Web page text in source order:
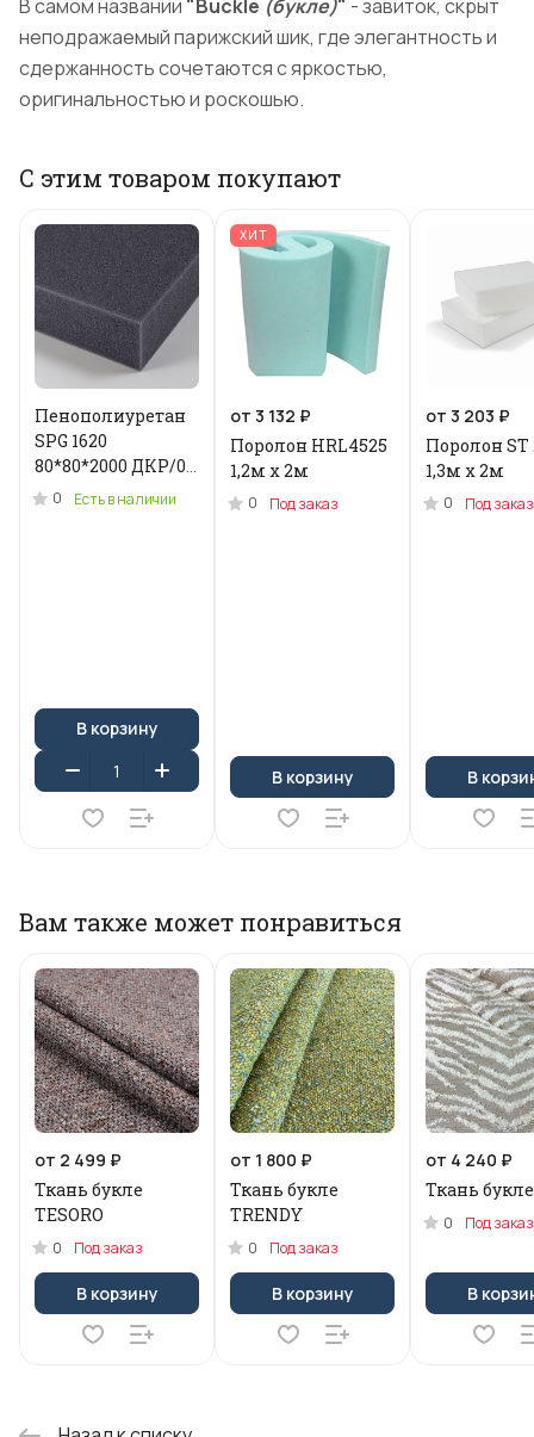
В самом названии "Buckle (букле)" - завиток, скрыт
неподражаемый парижский шик, где элегантность и
сдержанность сочетаются с яркостью,
оригинальностью и роскошью.
С этим товаром покупают
Пенополиуретан
SPG 1620
80*80*2000 ДКР/0.2
кг .N-3955U
0 Есть в наличии
В корзину
ХИТ
от 3 132 ₽
Поролон HRL4525
1,2м x 2м
0 Под заказ
В корзину
от 3 203 ₽
Поролон ST
1,3м х 2м
0 Под заказ
В
Вам также может понравиться
от 2 499 ₽
Ткань букле
TESORO
0 Под заказ
В корзину
от 1 800 ₽
Ткань букле
TRENDY
0 Под заказ
В корзину
от 4 240 ₽
Ткань
0 Под заказ
В